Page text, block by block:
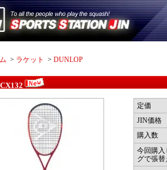
> ラケット > DUNLOP
CX132
定価
JIN価格
購入数
今回購入
グで張替